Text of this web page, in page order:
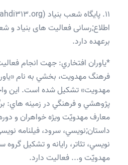
اطلاع;رسانی فعالیت های بنیاد و
برعهده دارد.
*ياوران افتخاري: جهت انجام
فرهنگ مهدويت، بخشي به نام
مهدويت» تشكيل شده است. اين
پژوهشي و فرهنگي در زمينه هاي:
معارف مهدويّت ويژه خواهران و
داستان;نويسي، سرود، فيلنامه
نويسي، تئاتر، رايانه و تشكيل
مهدويّت و... فعاليت دارد.